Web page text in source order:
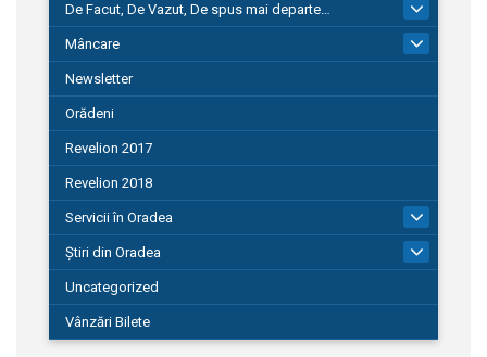
De Facut, De Vazut, De spus mai departe…
580
Mâncare
Newsletter
Orădeni
Revelion 2017
Revelion 2018
Servicii în Oradea
Știri din Oradea
Uncategorized
Vânzări Bilete